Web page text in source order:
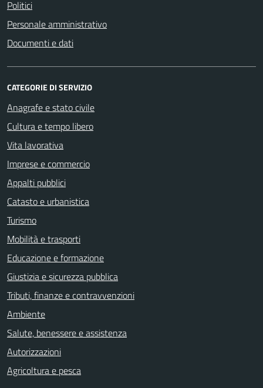
Politici
Personale amministrativo
Documenti e dati
CATEGORIE DI SERVIZIO
Anagrafe e stato civile
Cultura e tempo libero
Vita lavorativa
Imprese e commercio
Appalti pubblici
Catasto e urbanistica
Turismo
Mobilità e trasporti
Educazione e formazione
Giustizia e sicurezza pubblica
Tributi, finanze e contravvenzioni
Ambiente
Salute, benessere e assistenza
Autorizzazioni
Agricoltura e pesca